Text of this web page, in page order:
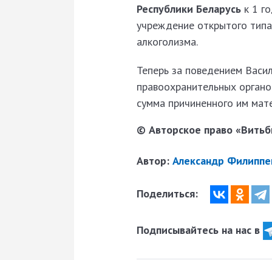
Республики Беларусь к 1
учреждение открытого
алкоголизма.
Теперь за поведением
правоохранительных
сумма причиненного им
© Авторское право
Автор: Александр
Поделиться:
Подписывайтесь на нас в